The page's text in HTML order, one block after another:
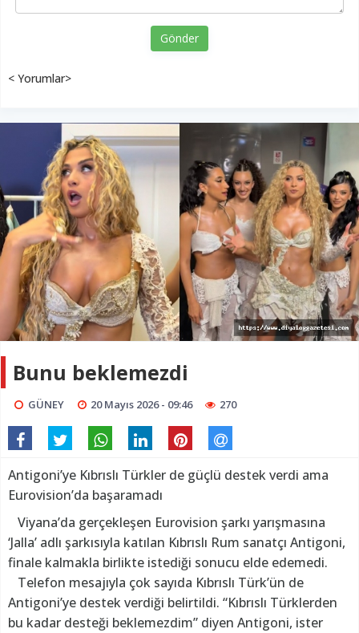
Gönder
< Yorumlar>
Bunu beklemezdi
GÜNEY 20 Mayıs 2026 - 09:46 270
Antigoni’ye Kıbrıslı Türkler de güçlü destek verdi ama
Eurovision’da başaramadı
Viyana’da gerçekleşen Eurovision şarkı yarışmasına
‘Jalla’ adlı şarkısıyla katılan Kıbrıslı Rum sanatçı Antigoni,
finale kalmakla birlikte istediği sonucu elde edemedi.
Telefon mesajıyla çok sayıda Kıbrıslı Türk’ün de
Antigoni’ye destek verdiği belirtildi. “Kıbrıslı Türklerden
bu kadar desteği beklemezdim” diyen Antigoni, ister